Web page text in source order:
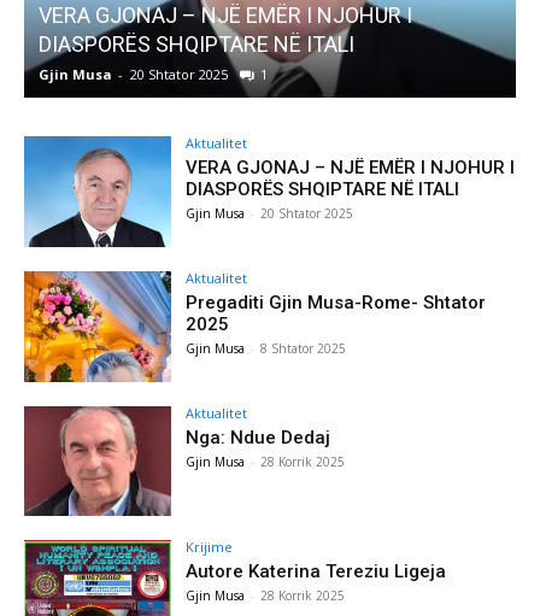
AKTUALITET
Pregaditi Gjin Musa-Rome- Shtator 2025
Gjin Musa - 8 Shtator 2025
Aktualitet
VERA GJONAJ – NJË EMËR I NJOHUR I
DIASPORËS SHQIPTARE NË ITALI
Gjin Musa - 20 Shtator 2025
Aktualitet
Pregaditi Gjin Musa-Rome- Shtator
2025
Gjin Musa - 8 Shtator 2025
Aktualitet
Nga: Ndue Dedaj
Gjin Musa - 28 Korrik 2025
Krijime
Autore Katerina Tereziu Ligeja
Gjin Musa - 28 Korrik 2025